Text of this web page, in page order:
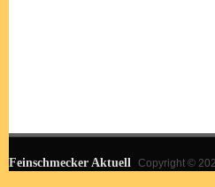
Feinschmecker Aktuell Copyright ©